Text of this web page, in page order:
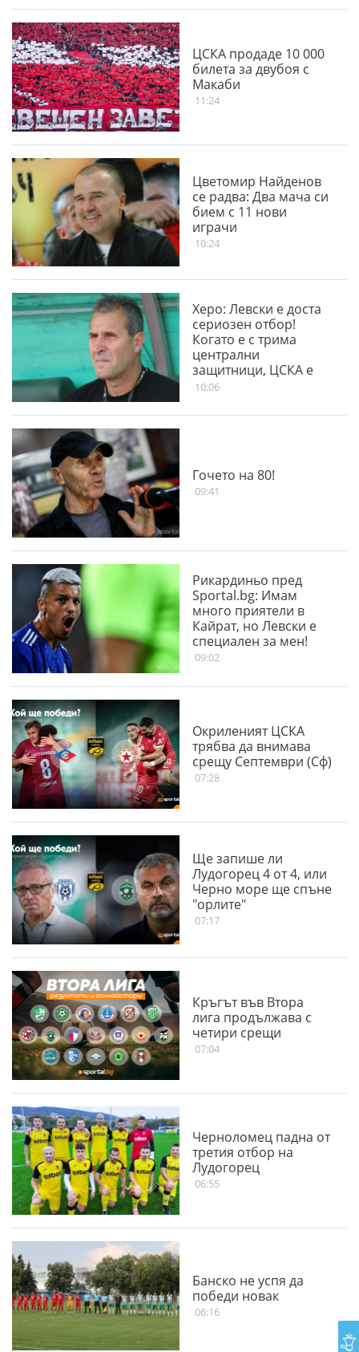
ЦСКА продаде 10 000
билета за двубоя с
Макаби
11:24
Цветомир Найденов
се радва: Два мача си
бием с 11 нови
играчи
10:24
Херо: Левски е доста
сериозен отбор!
Когато е с трима
централни
защитници, ЦСКА е
много стабилен
10:06
Гочето на 80!
09:41
Рикардиньо пред
Sportal.bg: Имам
много приятели в
Кайрат, но Левски е
специален за мен!
09:02
Окриленият ЦСКА
трябва да внимава
срещу Септември (Сф)
07:28
Ще запише ли
Лудогорец 4 от 4, или
Черно море ще спъне
"орлите"
07:17
Кръгът във Втора
лига продължава с
четири срещи
07:04
Черноломец падна от
третия отбор на
Лудогорец
06:55
Банско не успя да
победи новак
06:16